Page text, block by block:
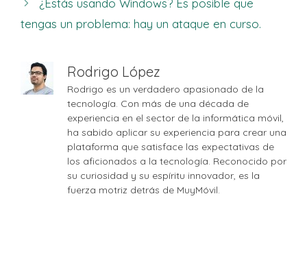
tengas un problema: hay un ataque en curso.
Rodrigo López
Rodrigo es un verdadero apasionado de la
tecnología. Con más de una década de
experiencia en el sector de la informática móvil,
ha sabido aplicar su experiencia para crear una
plataforma que satisface las expectativas de
los aficionados a la tecnología. Reconocido por
su curiosidad y su espíritu innovador, es la
fuerza motriz detrás de MuyMóvil.